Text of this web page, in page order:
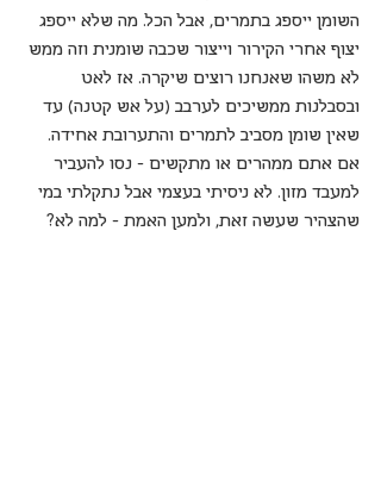
השומן ייספג בתמרים, אבל הכל. מה שלא ייספג
יצוף אחרי הקירור וייצור שכבה שומנית וזה ממש
לא משהו שאנחנו רוצים שיקרה. אז לאט
ובסבלנות ממשיכים לערבב (על אש קטנה) עד
שאין שומן מסביב לתמרים והתערובת אחידה.
אם אתם ממהרים או מתקשים - נסו להעביר
למעבד מזון. לא ניסיתי בעצמי אבל נתקלתי במי
שהצהיר שעשה זאת, ולמען האמת - למה לא?